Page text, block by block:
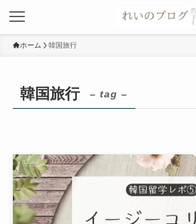
ホーム 韓国旅行
韓国旅行 – tag –